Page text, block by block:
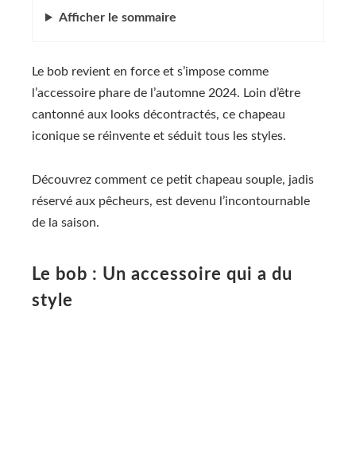
Afficher le sommaire
Le bob revient en force et s’impose comme
l’accessoire phare de l’automne 2024. Loin d’être
cantonné aux looks décontractés, ce chapeau
iconique se réinvente et séduit tous les styles.
Découvrez comment ce petit chapeau souple, jadis
réservé aux pêcheurs, est devenu l’incontournable
de la saison.
Le bob : Un accessoire qui a du
style